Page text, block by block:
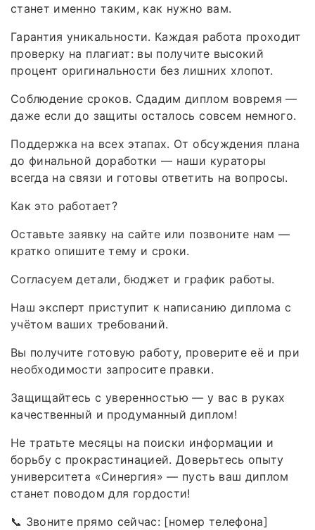
станет именно таким, как нужно вам.
Гарантия уникальности. Каждая работа проходит
проверку на плагиат: вы получите высокий
процент оригинальности без лишних хлопот.
Соблюдение сроков. Сдадим диплом вовремя —
даже если до защиты осталось совсем немного.
Поддержка на всех этапах. От обсуждения плана
до финальной доработки — наши кураторы
всегда на связи и готовы ответить на вопросы.
Как это работает?
Оставьте заявку на сайте или позвоните нам —
кратко опишите тему и сроки.
Согласуем детали, бюджет и график работы.
Наш эксперт приступит к написанию диплома с
учётом ваших требований.
Вы получите готовую работу, проверите её и при
необходимости запросите правки.
Защищайтесь с уверенностью — у вас в руках
качественный и продуманный диплом!
Не тратьте месяцы на поиски информации и
борьбу с прокрастинацией. Доверьтесь опыту
университета «Синергия» — пусть ваш диплом
станет поводом для гордости!
📞 Звоните прямо сейчас: [номер телефона]